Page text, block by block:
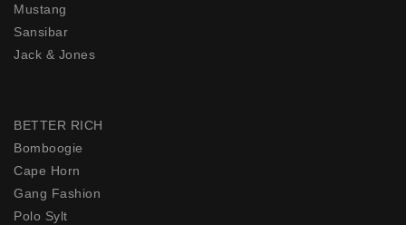
Mustang
Sansibar
Jack & Jones
BETTER RICH
Bomboogie
Cape Horn
Gang Fashion
Polo Sylt